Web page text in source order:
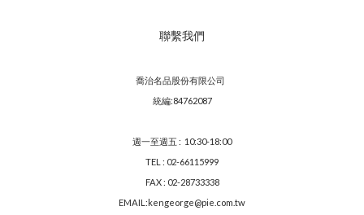
聯繫我們
喬治名品股份有限公司
統編:84762087
週一至週五 : 10:30-18:00
TEL : 02-66115999
FAX : 02-28733338
EMAIL:kengeorge@pie.com.tw